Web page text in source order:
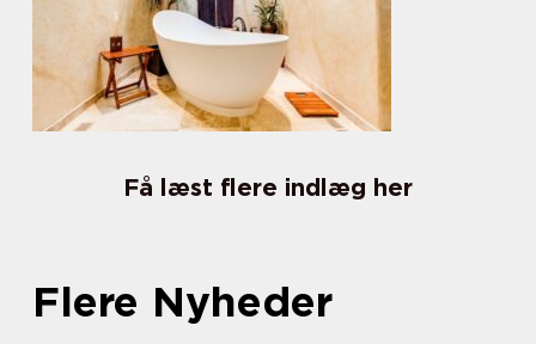
Få læst flere indlæg her
Flere Nyheder